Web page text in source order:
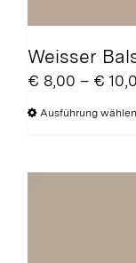
Weisser
€ 8,00 – €
Ausführung wählen